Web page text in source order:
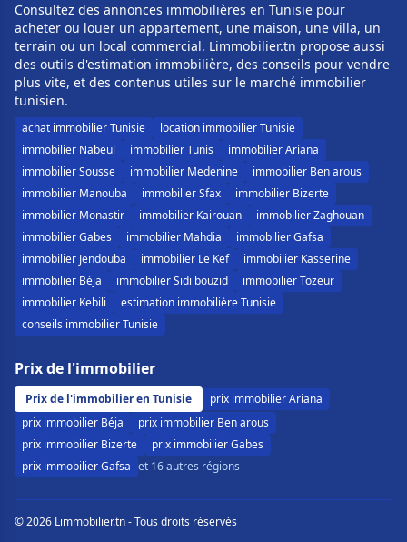
Consultez des annonces immobilières en Tunisie pour
acheter ou louer un appartement, une maison, une villa, un
terrain ou un local commercial. Limmobilier.tn propose aussi
des outils d'estimation immobilière, des conseils pour vendre
plus vite, et des contenus utiles sur le marché immobilier
tunisien.
achat immobilier Tunisie
location immobilier Tunisie
immobilier Nabeul
immobilier Tunis
immobilier Ariana
immobilier Sousse
immobilier Medenine
immobilier Ben arous
immobilier Manouba
immobilier Sfax
immobilier Bizerte
immobilier Monastir
immobilier Kairouan
immobilier Zaghouan
immobilier Gabes
immobilier Mahdia
immobilier Gafsa
immobilier Jendouba
immobilier Le Kef
immobilier Kasserine
immobilier Béja
immobilier Sidi bouzid
immobilier Tozeur
immobilier Kebili
estimation immobilière Tunisie
conseils immobilier Tunisie
Prix de l'immobilier
Prix de l'immobilier en Tunisie
prix immobilier Ariana
prix immobilier Béja
prix immobilier Ben arous
prix immobilier Bizerte
prix immobilier Gabes
prix immobilier Gafsa et 16 autres régions
© 2026 Limmobilier.tn - Tous droits réservés